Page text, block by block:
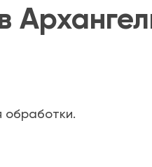
обработки.